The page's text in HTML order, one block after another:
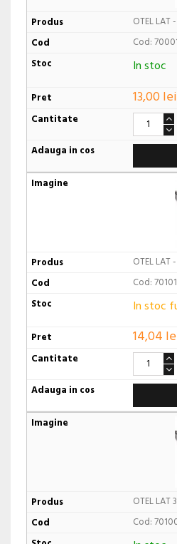
OTEL LAT
Cod:
In stoc
13,00
OTEL LAT
Cod:
In stoc
14,04
OTEL LAT
Cod: